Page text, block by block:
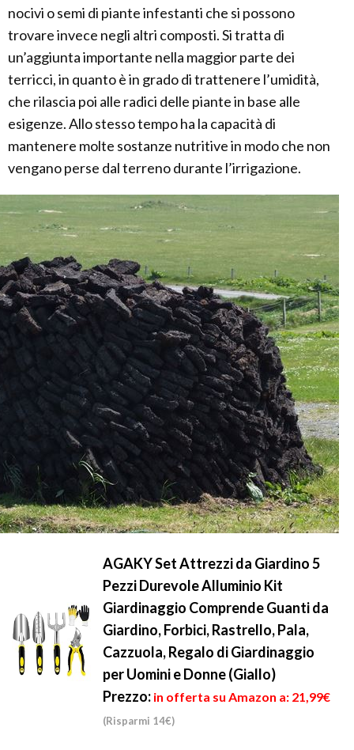
nocivi o semi di piante infestanti che si possono
trovare invece negli altri composti. Si tratta di
un’aggiunta importante nella maggior parte dei
terricci, in quanto è in grado di trattenere l’umidità,
che rilascia poi alle radici delle piante in base alle
esigenze. Allo stesso tempo ha la capacità di
mantenere molte sostanze nutritive in modo che non
vengano perse dal terreno durante l’irrigazione.
AGAKY Set Attrezzi da Giardino 5
Pezzi Durevole Alluminio Kit
Giardinaggio Comprende Guanti da
Giardino, Forbici, Rastrello, Pala,
Cazzuola, Regalo di Giardinaggio
per Uomini e Donne (Giallo)
Prezzo: in offerta su Amazon a: 21,99€
(Risparmi 14€)